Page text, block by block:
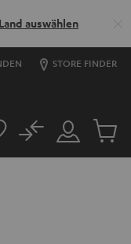
auswählen
STORE FINDER
Mein
Konto
No
Artikel